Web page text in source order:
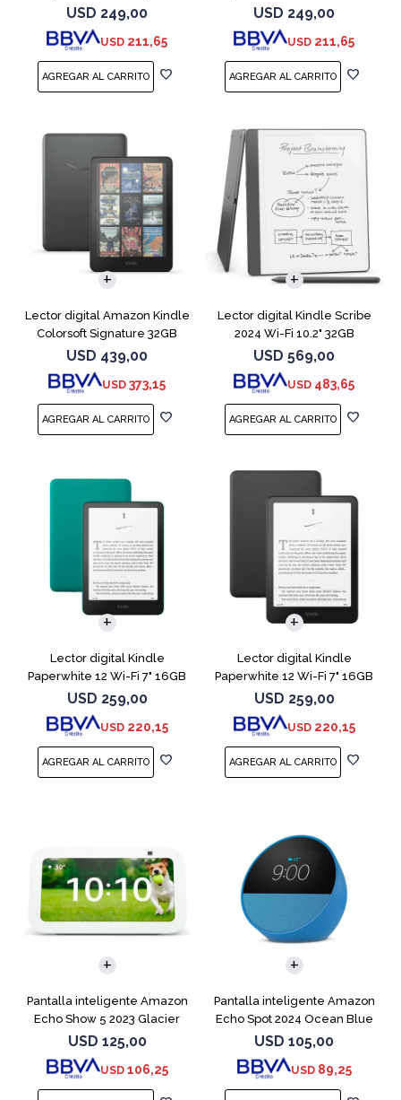
Wimpy
USD 249,00
USD 211,65
Starfish
USD 249,00
USD 211,65
Lector digital Amazon Kindle
Colorsoft Signature 32GB
Negro
USD 439,00
USD 373,15
Lector digital Kindle Scribe
2024 Wi-Fi 10.2" 32GB
Tungsten
USD 569,00
USD 483,65
Lector digital Kindle
Paperwhite 12 Wi-Fi 7" 16GB
Verde
USD 259,00
USD 220,15
Lector digital Kindle
Paperwhite 12 Wi-Fi 7" 16GB
Negro
USD 259,00
USD 220,15
Pantalla inteligente Amazon
Echo Show 5 2023 Glacier
White
USD 125,00
USD 106,25
Pantalla inteligente Amazon
Echo Spot 2024 Ocean Blue
USD 105,00
USD 89,25